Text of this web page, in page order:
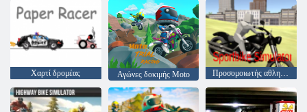
Χαρτί δρομέας Αγώνες δοκιμής Moto Προσομοιωτής αθλητισμού